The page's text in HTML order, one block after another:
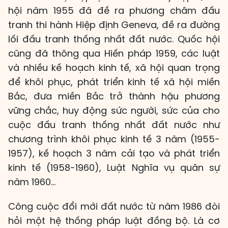
hội năm 1955 đã đề ra phương châm đấu
tranh thi hành Hiệp định Geneva, đề ra đường
lối đấu tranh thống nhất đất nước. Quốc hội
cũng đã thông qua Hiến pháp 1959, các luật
và nhiều kế hoạch kinh tế, xã hội quan trọng
để khôi phục, phát triển kinh tế xã hội miền
Bắc, đưa miền Bắc trở thành hậu phương
vững chắc, huy động sức người, sức của cho
cuộc đấu tranh thống nhất đất nước như
chương trình khôi phục kinh tế 3 năm (1955-
1957), kế hoạch 3 năm cải tạo và phát triển
kinh tế (1958-1960), Luật Nghĩa vụ quân sự
năm 1960…
Công cuộc đổi mới đất nước từ năm 1986 đòi
hỏi một hệ thống pháp luật đồng bộ. Là cơ